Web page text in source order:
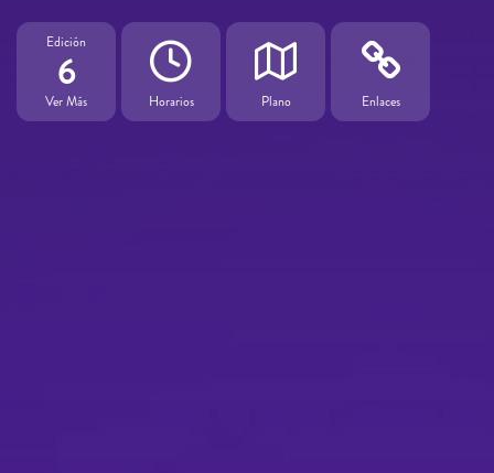
Edición
6
Ver Más Horarios Plano Enlaces